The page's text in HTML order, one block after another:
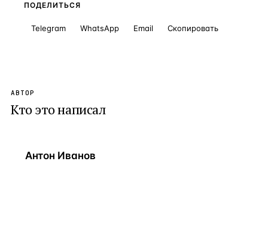
ПОДЕЛИТЬСЯ
Telegram WhatsApp Email Скопировать
АВТОР
Кто это написал
Антон Иванов